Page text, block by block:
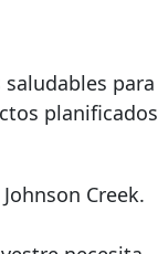
para
planificados
Creek.